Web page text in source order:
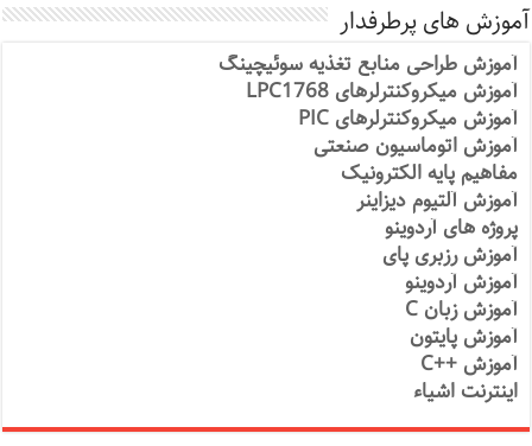
آموزش های پرطرفدار
آموزش طراحی منابع تغذیه سوئیچینگ
آموزش میکروکنترلرهای LPC1768
آموزش میکروکنترلرهای PIC
آموزش اتوماسیون صنعتی
مفاهیم پایه الکترونیک
آموزش آلتیوم دیزاینر
پروژه های آردوینو
آموزش رزبری پای
آموزش آردوینو
آموزش زبان C
آموزش پایتون
آموزش ++C
اینترنت اشیاء